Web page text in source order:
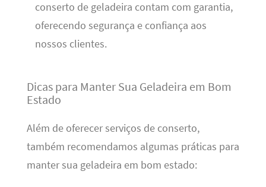
conserto de geladeira contam com garantia,
oferecendo segurança e confiança aos
nossos clientes.
Dicas para Manter Sua Geladeira em Bom
Estado
Além de oferecer serviços de conserto,
também recomendamos algumas práticas para
manter sua geladeira em bom estado: